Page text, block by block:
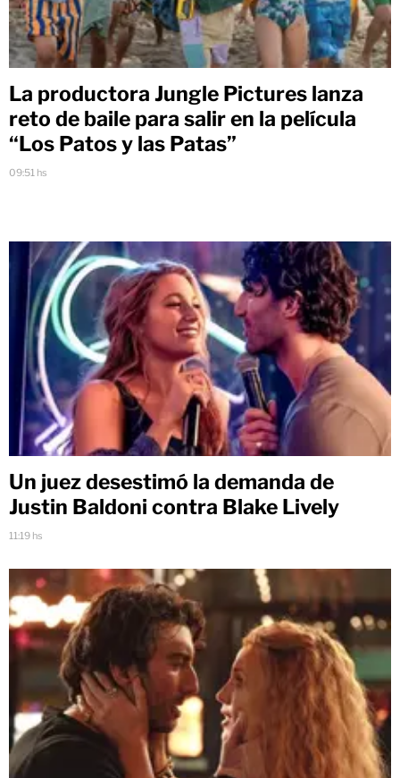
La productora Jungle Pictures lanza
reto de baile para salir en la película
“Los Patos y las Patas”
09:51 hs
Un juez desestimó la demanda de
Justin Baldoni contra Blake Lively
11:19 hs